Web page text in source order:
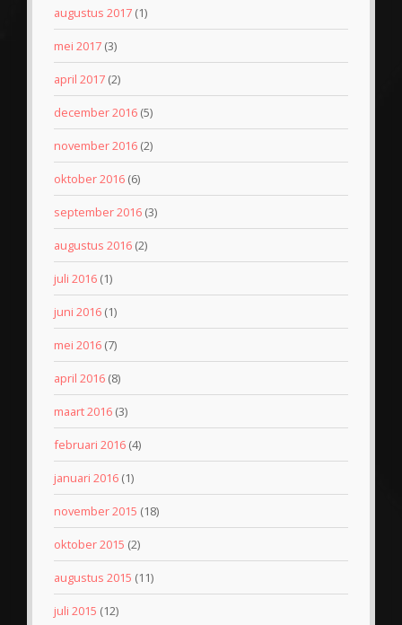
augustus 2017 (1)
mei 2017 (3)
april 2017 (2)
december 2016 (5)
november 2016 (2)
oktober 2016 (6)
september 2016 (3)
augustus 2016 (2)
juli 2016 (1)
juni 2016 (1)
mei 2016 (7)
april 2016 (8)
maart 2016 (3)
februari 2016 (4)
januari 2016 (1)
november 2015 (18)
oktober 2015 (2)
augustus 2015 (11)
juli 2015 (12)